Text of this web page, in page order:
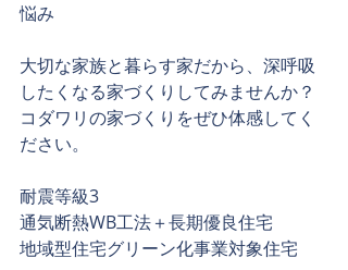
悩み
大切な家族と暮らす家だから、深呼吸
したくなる家づくりしてみませんか？
コダワリの家づくりをぜひ体感してく
ださい。
耐震等級3
通気断熱WB工法＋長期優良住宅
地域型住宅グリーン化事業対象住宅